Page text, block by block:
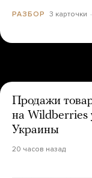
РАЗБОР 3 карточки
Продажи
на Wildberries
Украины
20 часов назад